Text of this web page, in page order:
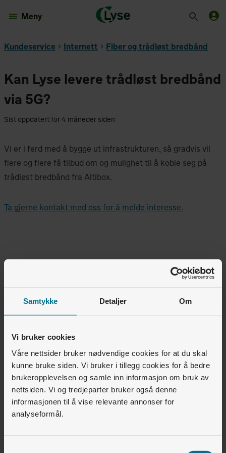
Samtykke Detaljer Om
Vi bruker cookies
Våre nettsider bruker nødvendige cookies for at du skal
kunne bruke siden. Vi bruker i tillegg cookies for å bedre
brukeropplevelsen og samle inn informasjon om bruk av
nettsiden. Vi og tredjeparter bruker også denne
informasjonen til å vise relevante annonser for
analyseformål.
Meny
Kundeservice Internett Fiber og trådløst bredbånd
Kan Lyse levere trådløst bredbånd
via 5G?
Sist oppdatert for 4 måneder siden
Vi er i ferd med å bygge ut infrastrukturen, så gradvis vil
flere og flere få tilbud om og mulighet til å koble seg på
trådløst bredbånd fra Altibox.
Ta gjerne kontakt med oss for å melde interesse.
Var denne artikkelen nyttig for deg?
Ja Nei
0av
Relaterte artikler
Internett • Wifi
Kan jeg installere Altibox Wifi Overalt selv?
Internett • Fiber og trådløst bredbånd